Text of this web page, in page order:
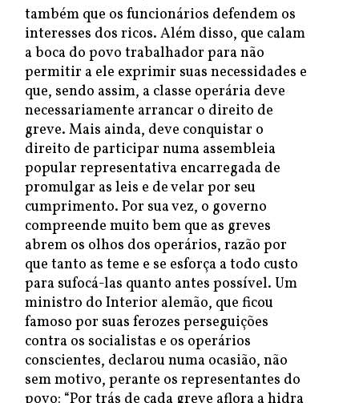
também que os funcionários defendem os
interesses dos ricos. Além disso, que calam
a boca do povo trabalhador para não
permitir a ele exprimir suas necessidades e
que, sendo assim, a classe operária deve
necessariamente arrancar o direito de
greve. Mais ainda, deve conquistar o
direito de participar numa assembleia
popular representativa encarregada de
promulgar as leis e de velar por seu
cumprimento. Por sua vez, o governo
compreende muito bem que as greves
abrem os olhos dos operários, razão por
que tanto as teme e se esforça a todo custo
para sufocá-las quanto antes possível. Um
ministro do Interior alemão, que ficou
famoso por suas ferozes perseguições
contra os socialistas e os operários
conscientes, declarou numa ocasião, não
sem motivo, perante os representantes do